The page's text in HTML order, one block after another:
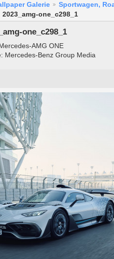
Galerie
Sportwagen,
2023_amg-one_c298_1
one_c298_1
AMG ONE
Mercedes-Benz Group Media